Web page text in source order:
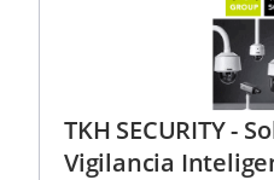
TKH SECURITY -
Vigilancia